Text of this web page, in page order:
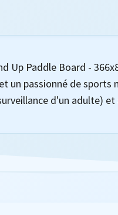
Up Paddle Board -
un passionné de
d'un adulte) et